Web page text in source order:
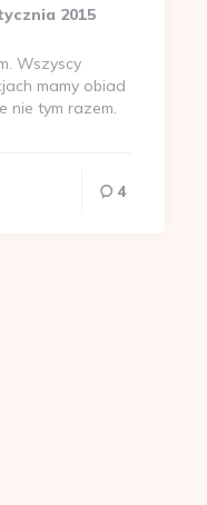
2015
Wszyscy
mamy obiad
nie tym razem.
4